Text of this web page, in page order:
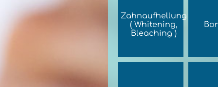
Zahnaufhellung
( Whitening,
Bleaching )